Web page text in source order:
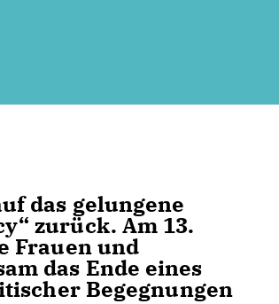
das gelungene
zurück. Am 13.
Frauen und
das Ende eines
Begegnungen